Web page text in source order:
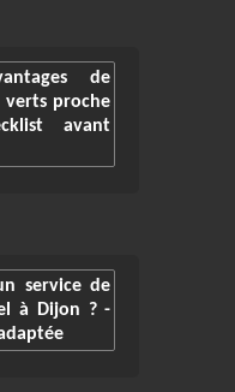
de
verts proche
avant
service de
à Dijon ? -